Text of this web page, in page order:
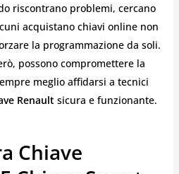
riscontrano problemi, cercano
acquistano chiavi online non
la programmazione da soli.
possono compromettere la
meglio affidarsi a tecnici
Renaultsicura e funzionante.
Chiave